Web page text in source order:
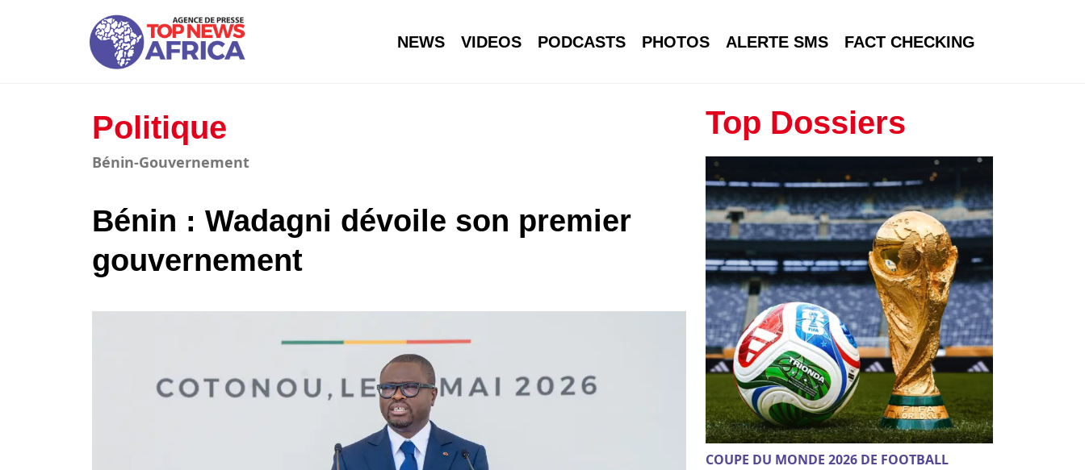
NEWS VIDEOS PODCASTS PHOTOS ALERTE SMS FACT CHECKING
Politique
Bénin-Gouvernement
Bénin : Wadagni dévoile son premier
gouvernement
Top Dossiers
COUPE DU MONDE 2026 DE FOOTBALL